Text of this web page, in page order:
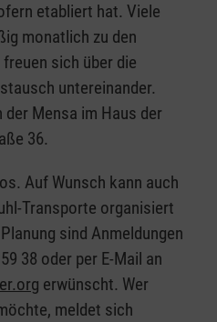
etabliert hat. Viele
monatlich zu den
sich über die
untereinander.
Mensa im Haus der
36.
Auf Wunsch kann auch
Transporte organisiert
sind Anmeldungen
38 oder per E-Mail an
erwünscht. Wer
meldet sich